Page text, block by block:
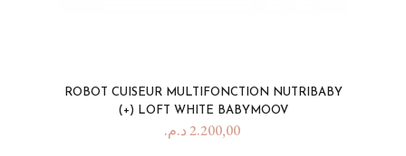
ROBOT CUISEUR MULTIFONCTION NUTRIBABY
(+) LOFT WHITE BABYMOOV
2.200,00د.م.